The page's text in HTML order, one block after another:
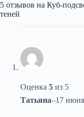
5 отзывов на Куб-
теней
Оценка 5 из 5
Татьяна–17